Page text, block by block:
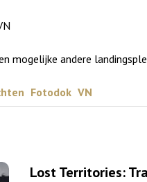
mogelijke andere
Fotodok VN
Lost Territories: